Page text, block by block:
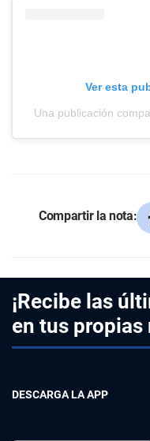
Ver esta
Una publicación
Compartir la nota:
¡Recibe las
en tus propias
DESCARGA LA APP